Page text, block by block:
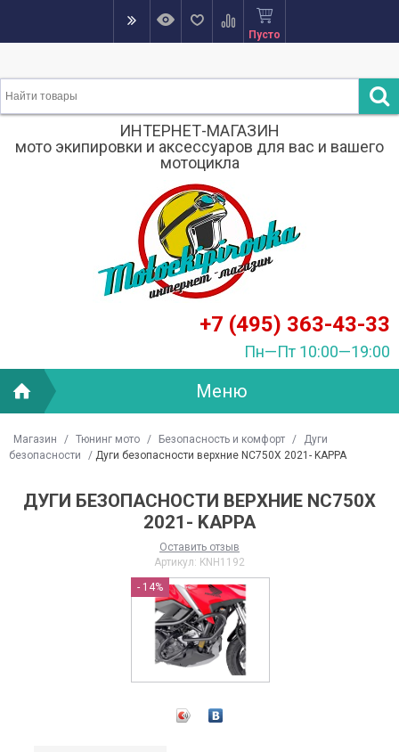
Пусто
ИНТЕРНЕТ-МАГАЗИН
мото экипировки и аксессуаров для вас и вашего
мотоцикла
+7 (495) 363-43-33
Пн—Пт 10:00—19:00
Меню
Магазин / Тюнинг мото / Безопасность и комфорт /
Дуги
безопасности
/ Дуги безопасности верхние NC750X 2021- KAPPA
ДУГИ БЕЗОПАСНОСТИ ВЕРХНИЕ NC750X
2021- KAPPA
Оставить отзыв
Артикул: KNH1192
- 14%